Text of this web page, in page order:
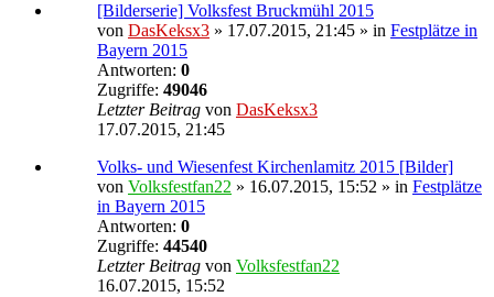
[Bilderserie] Volksfest Bruckmühl 2015
von DasKeksx3 » 17.07.2015, 21:45 » in Festplätze in
Bayern 2015
Antworten: 0
Zugriffe: 49046
Letzter Beitrag von DasKeksx3
17.07.2015, 21:45
Volks- und Wiesenfest Kirchenlamitz 2015 [Bilder]
von Volksfestfan22 » 16.07.2015, 15:52 » in Festplätze
in Bayern 2015
Antworten: 0
Zugriffe: 44540
Letzter Beitrag von Volksfestfan22
16.07.2015, 15:52